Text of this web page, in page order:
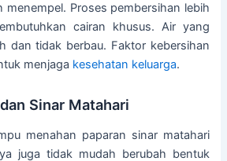
menempel. Proses pembersihan lebih
cairan khusus. Air yang
dan tidak berbau. Faktor kebersihan
menjaga kesehatan keluarga.
Sinar Matahari
menahan paparan sinar matahari
juga tidak mudah berubah bentuk